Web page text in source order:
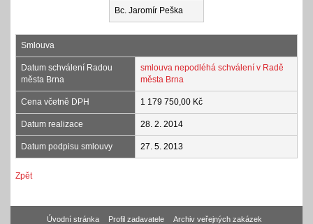
Bc. Jaromír Peška
Smlouva
Datum schválení Radou
města Brna
smlouva nepodléhá schválení v Radě
města Brna
Cena včetně DPH 1 179 750,00 Kč
Datum realizace 28. 2. 2014
Datum podpisu smlouvy 27. 5. 2013
Zpět
Úvodní stránka Profil zadavatele Archiv veřejných zakázek